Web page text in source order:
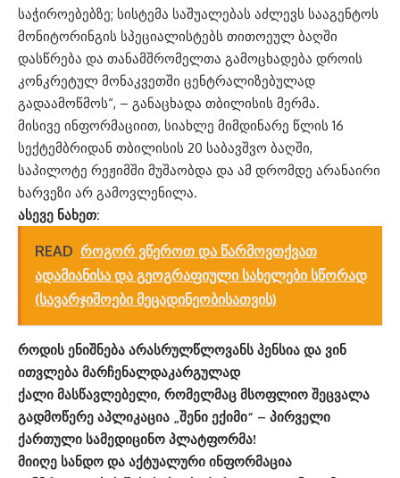
საჭიროებებზე; სისტემა საშუალებას აძლევს სააგენტოს
მონიტორინგის სპეციალისტებს თითოეულ ბაღში
დასწრება და თანამშრომელთა გამოცხადება დროის
კონკრეტულ მონაკვეთში ცენტრალიზებულად
გადაამოწმოს“, – განაცხადა თბილისის მერმა.
მისივე ინფორმაციით, სიახლე მიმდინარე წლის 16
სექტემბრიდან თბილისის 20 საბავშვო ბაღში,
საპილოტე რეჟიმში მუშაობდა და ამ დრომდე არანაირი
ხარვეზი არ გამოვლენილა.
ასევე ნახეთ:
READ როგორ ვწეროთ და წარმოვთქვათ
ადამიანისა და გეოგრაფიული სახელები სწორად
(სავარჯიშოები მეცადინეობისათვის)
როდის ენიშნება არასრულწლოვანს პენსია და ვინ
ითვლება მარჩენალდაკარგულად
ქალი მასწავლებელი, რომელმაც მსოფლიო შეცვალა
გადმოწერე აპლიკაცია „შენი ექიმი“ – პირველი
ქართული სამედიცინო პლატფორმა!
მიიღე სანდო და აქტუალური ინფორმაცია